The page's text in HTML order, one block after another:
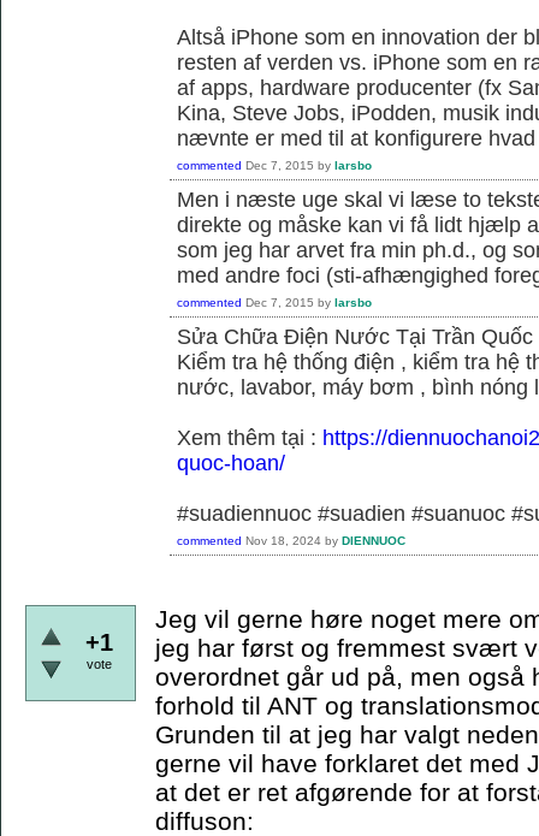
Altså iPhone som en innovation der
resten af verden vs. iPhone som en
af apps, hardware producenter (fx
Kina, Steve Jobs, iPodden, musik
nævnte er med til at konfigurere
commented Dec 7, 2015 by larsbo
Men i næste uge skal vi læse to
direkte og måske kan vi få lidt hjælp
som jeg har arvet fra min ph.d., og
med andre foci (sti-afhængighed
commented Dec 7, 2015 by larsbo
Sửa Chữa Điện Nước Tại Trần Quốc
Kiểm tra hệ thống điện , kiểm tra hệ
nước, lavabor, máy bơm , bình nóng
Xem thêm tại : https://
quoc-hoan/
#suadiennuoc #suadien #suanuoc
commented Nov 18, 2024 by DIENNUOC
+1
vote
Jeg vil gerne høre noget mere
jeg har først og fremmest svært
overordnet går ud på, men også
forhold til ANT og
Grunden til at jeg har valgt
gerne vil have forklaret det med
at det er ret afgørende for at
diffuson: